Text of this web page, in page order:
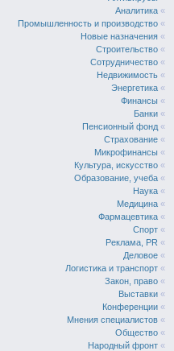
Аналитика «
Промышленность и производство «
Новые назначения «
Строительство «
Сотрудничество «
Недвижимость «
Энергетика «
Финансы «
Банки «
Пенсионный фонд «
Страхование «
Микрофинансы «
Культура, искусство «
Образование, учеба «
Наука «
Медицина «
Фармацевтика «
Спорт «
Реклама, PR «
Деловое «
Логистика и транспорт «
Закон, право «
Выставки «
Конференции «
Мнения специалистов «
Общество «
Народный фронт «